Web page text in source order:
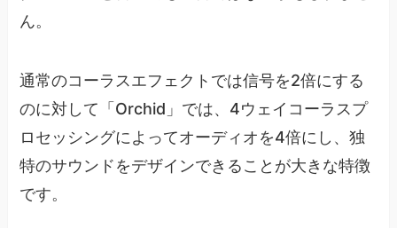
ん。
通常のコーラスエフェクトでは信号を2倍にする
のに対して「Orchid」では、4ウェイコーラスプ
ロセッシングによってオーディオを4倍にし、独
特のサウンドをデザインできることが大きな特徴
です。